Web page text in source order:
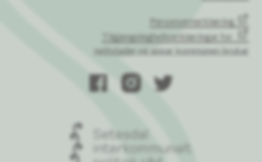
Personvernerklæring
Tilgjengelegheitserklæringar for
nettstader og appar kommunen brukar